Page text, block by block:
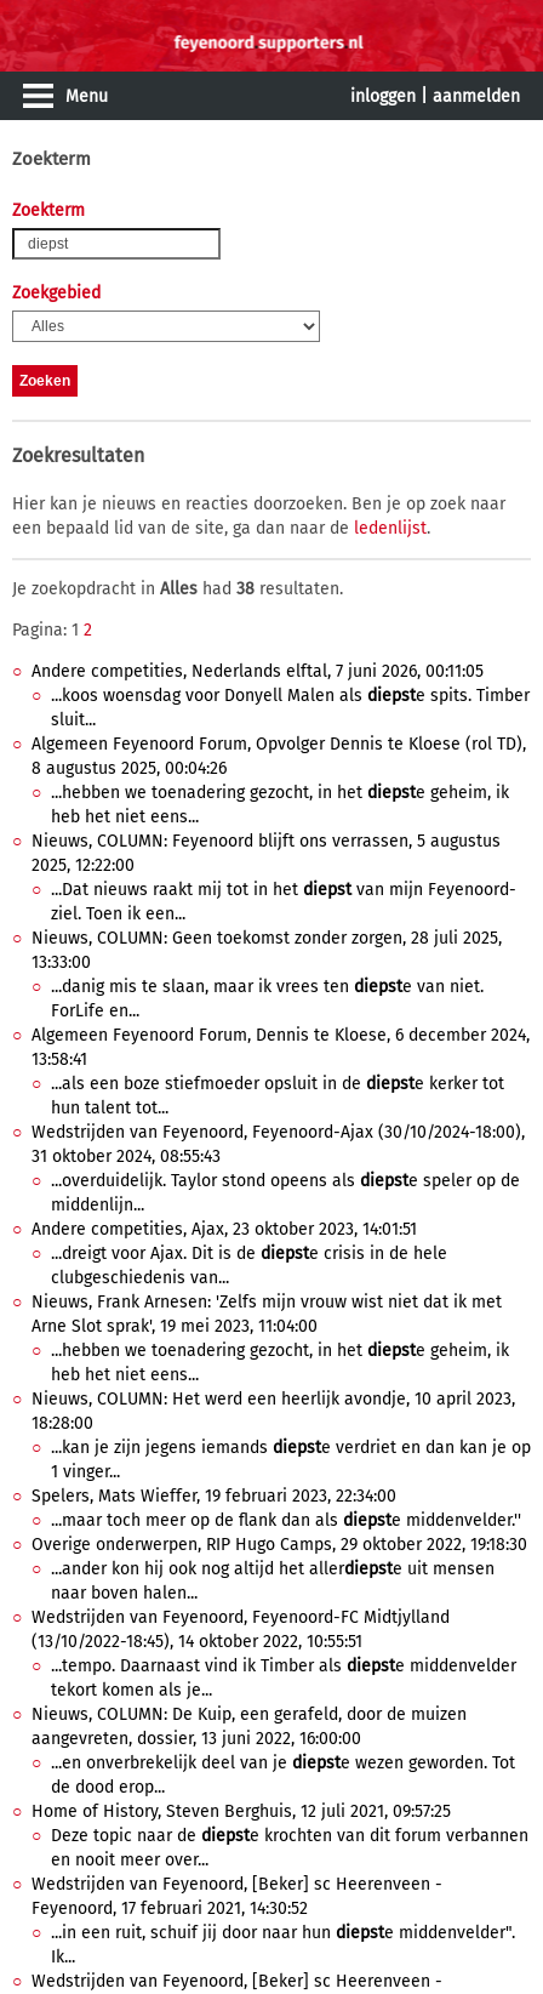
Menu inloggen aanmelden
Zoekterm
Zoekterm
Zoekgebied
Zoekresultaten
Hier kan je nieuws en reacties doorzoeken. Ben je op zoek naar
een bepaald lid van de site, ga dan naar de ledenlijst.
Je zoekopdracht in Alles had 38 resultaten.
Pagina: 1 2
Andere competities, Nederlands elftal, 7 juni 2026, 00:11:05
...koos woensdag voor Donyell Malen als diepste spits. Timber
sluit...
Algemeen Feyenoord Forum, Opvolger Dennis te Kloese (rol TD),
8 augustus 2025, 00:04:26
...hebben we toenadering gezocht, in het diepste geheim, ik
heb het niet eens...
Nieuws, COLUMN: Feyenoord blijft ons verrassen, 5 augustus
2025, 12:22:00
...Dat nieuws raakt mij tot in het diepstvan mijn Feyenoord-
ziel. Toen ik een...
Nieuws, COLUMN: Geen toekomst zonder zorgen, 28 juli 2025,
13:33:00
...danig mis te slaan, maar ik vrees ten diepste van niet.
ForLife en...
Algemeen Feyenoord Forum, Dennis te Kloese, 6 december 2024,
13:58:41
...als een boze stiefmoeder opsluit in de diepste kerker tot
hun talent tot...
Wedstrijden van Feyenoord, Feyenoord-Ajax (30/10/2024-18:00),
31 oktober 2024, 08:55:43
...overduidelijk. Taylor stond opeens als diepste speler op de
middenlijn...
Andere competities, Ajax, 23 oktober 2023, 14:01:51
...dreigt voor Ajax. Dit is de diepste crisis in de hele
clubgeschiedenis van...
Nieuws, Frank Arnesen: 'Zelfs mijn vrouw wist niet dat ik met
Arne Slot sprak', 19 mei 2023, 11:04:00
...hebben we toenadering gezocht, in het diepste geheim, ik
heb het niet eens...
Nieuws, COLUMN: Het werd een heerlijk avondje, 10 april 2023,
18:28:00
...kan je zijn jegens iemands diepste verdriet en dan kan je op
1 vinger...
Spelers, Mats Wieffer, 19 februari 2023, 22:34:00
...maar toch meer op de flank dan als diepste middenvelder.''
Overige onderwerpen, RIP Hugo Camps, 29 oktober 2022, 19:18:30
...ander kon hij ook nog altijd het allerdiepste uit mensen
naar boven halen...
Wedstrijden van Feyenoord, Feyenoord-FC Midtjylland
(13/10/2022-18:45), 14 oktober 2022, 10:55:51
...tempo. Daarnaast vind ik Timber als diepste middenvelder
tekort komen als je...
Nieuws, COLUMN: De Kuip, een gerafeld, door de muizen
aangevreten, dossier, 13 juni 2022, 16:00:00
...en onverbrekelijk deel van je diepste wezen geworden. Tot
de dood erop...
Home of History, Steven Berghuis, 12 juli 2021, 09:57:25
Deze topic naar de diepste krochten van dit forum verbannen
en nooit meer over...
Wedstrijden van Feyenoord, [Beker] sc Heerenveen -
Feyenoord, 17 februari 2021, 14:30:52
...in een ruit, schuif jij door naar hun diepste middenvelder".
Ik...
Wedstrijden van Feyenoord, [Beker] sc Heerenveen -